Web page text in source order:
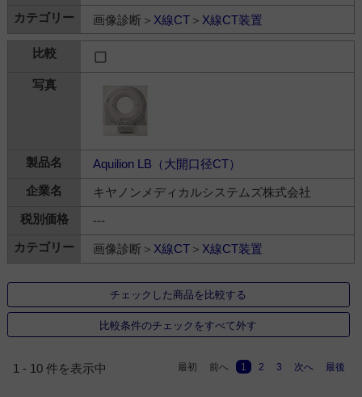
画像診断＞ X線CT＞ X線CT装置
Aquilion LB（大開口径CT）
キヤノンメディカルシステムズ株式会社
---
画像診断＞ X線CT＞ X線CT装置
チェックした商品を比較する
比較条件のチェックをすべて外す
1 - 10 件を表示中 最初 前へ 1 2 3 次へ 最後